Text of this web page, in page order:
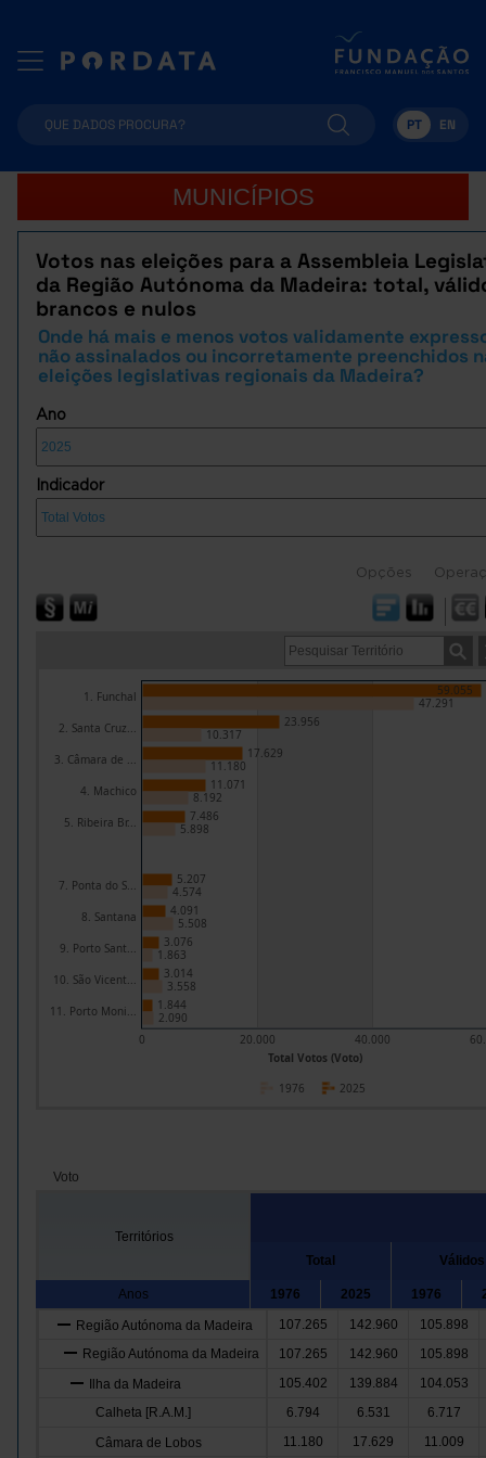
PT EN
MUNICÍPIOS
Votos nas eleições para a Assembleia
da Região Autónoma da Madeira: total,
brancos e nulos
Onde há mais e menos votos validamente
não assinalados ou incorretamente preenchidos
eleições legislativas regionais da Madeira?
Ano
Indicador
Opções
Total Votos (Voto)
0 20.000 40.000
1. Funchal
2. Santa Cruz...
3. Câmara de ...
4. Machico
5. Ribeira Br...
7. Ponta do S...
8. Santana
9. Porto Sant...
10. São Vicent...
11. Porto Moni...
59.055
23.956
17.629
11.071
7.486
5.207
4.091
3.076
3.014
1.844
47.291
10.317
11.180
8.192
5.898
4.574
5.508
1.863
3.558
2.090
2025
1976
Voto
Territórios
Total
Válidos
Anos 1976 2025 1976
Região Autónoma da Madeira 107.265 142.960
105.898
Região Autónoma da Madeira
107.265 142.960
105.898
Ilha da Madeira
105.402 139.884
104.053
Calheta [R.A.M.]
6.794 6.531
6.717
Câmara de Lobos
11.180 17.629
11.009